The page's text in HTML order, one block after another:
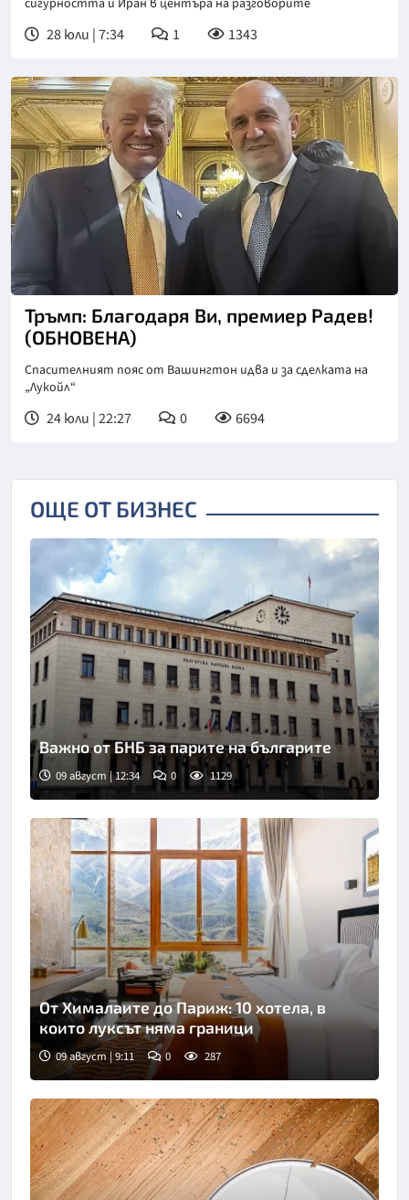
сигурността и Иран в центъра на разговорите
28 юли | 7:34 1 1343
Тръмп: Благодаря Ви, премиер Радев!
(ОБНОВЕНА)
Спасителният пояс от Вашингтон идва и за сделката на
„Лукойл“
24 юли | 22:27 0 6694
ОЩЕ ОТ БИЗНЕС
Важно от БНБ за парите на българите
09 август | 12:34 0 1129
От Хималаите до Париж: 10 хотела, в
които луксът няма граници
09 август | 9:11 0 287